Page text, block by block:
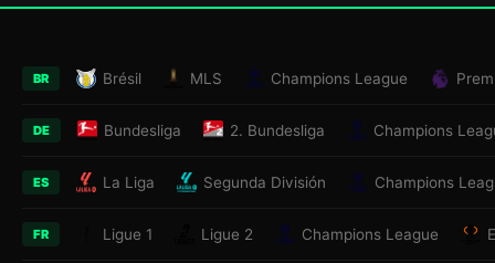
BR Brésil MLS Champions League
DE Bundesliga 2. Bundesliga Champions
ES La Liga Segunda División Champions
FR Ligue 1 Ligue 2 Champions League